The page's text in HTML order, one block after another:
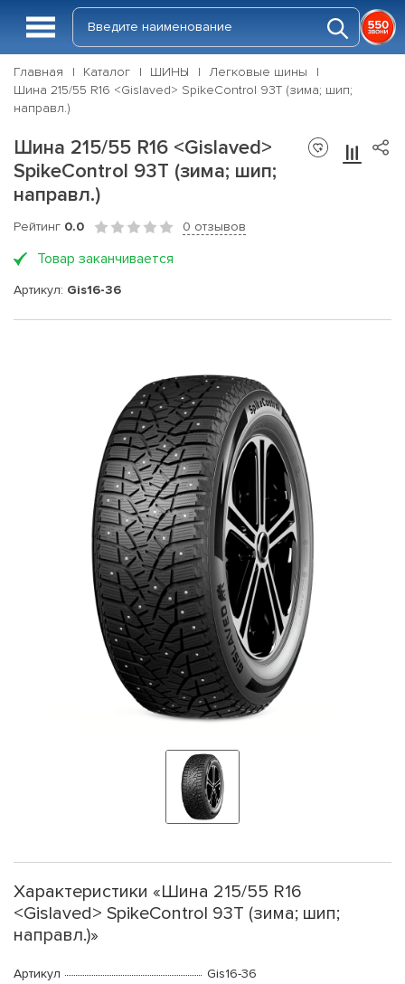
Главная Каталог ШИНЫ
Легковые шины
Шина 215/55 R16 <Gislaved> SpikeControl 93T (зима; шип;
направл.)
Шина 215/55 R16 <Gislaved>
SpikeControl 93T (зима; шип;
направл.)
Рейтинг 0.0 0 отзывов
Товар заканчивается
Артикул: Gis16-36
Характеристики «Шина 215/55 R16
<Gislaved> SpikeControl 93T (зима; шип;
направл.)»
Артикул
Gis16-36